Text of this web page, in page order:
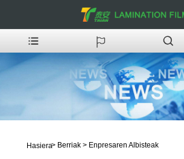
Hasiera> Berriak > Enpresaren Albisteak